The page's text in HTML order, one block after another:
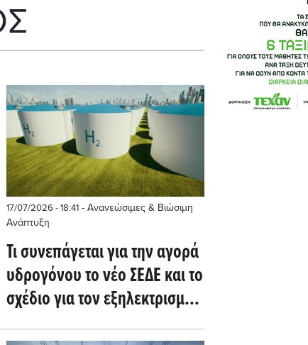
17/07/2026 - 18:41- Ανανεώσιμες & Βιώσιμη
Ανάπτυξη
Τι συνεπάγεται για την αγορά
υδρογόνου το νέο ΣΕΔΕ και το
σχέδιο για τον εξηλεκτρισμό
της ΕΕ